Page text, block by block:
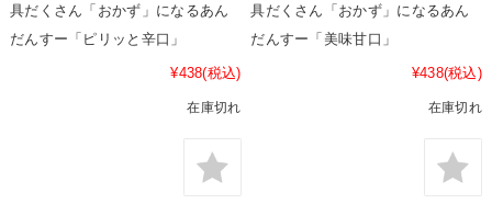
具だくさん「おかず」になるあん
だんすー「ピリッと辛口」
¥438(税込)
在庫切れ
具だくさん「おかず」になるあん
だんすー「美味甘口」
¥438(税込)
在庫切れ